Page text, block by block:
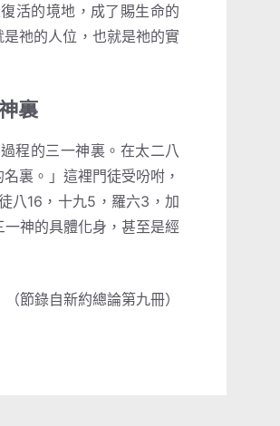
活的境地，成了賜生命的
祂的人位，也就是祂的實
裏
程的三一神裏。在太二八
裏。」這裡門徒受吩咐，
八16，十九5，羅六3，加
神的具體化身，甚至是經
新約總論第九冊）